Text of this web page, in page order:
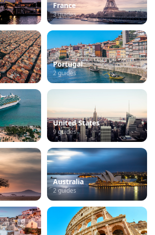
France
3guides
Portugal
2guides
United States
9guides
Australia
2guides